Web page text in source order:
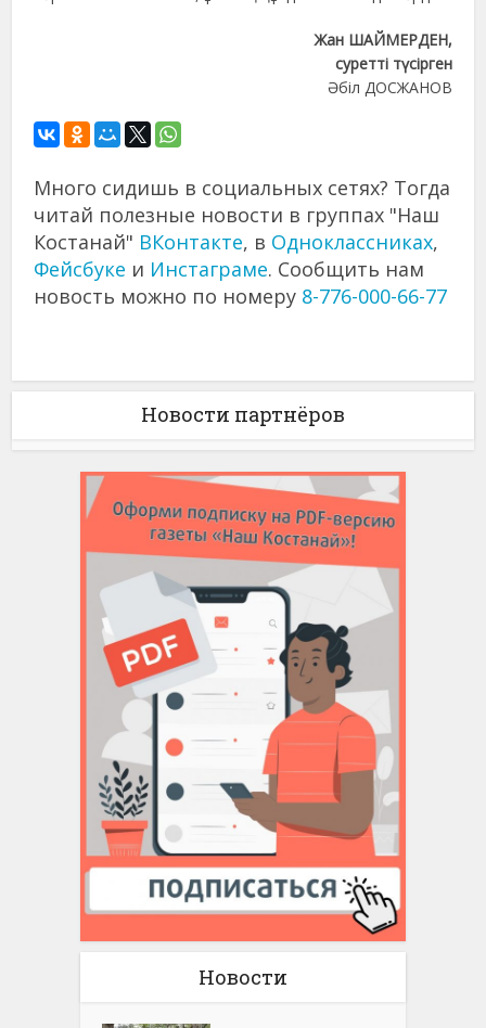
Жан ШАЙМЕРДЕН,
суретті түсірген
Әбіл ДОСЖАНОВ
Много сидишь в социальных сетях? Тогда
читай полезные новости в группах "Наш
Костанай" ВКонтакте, в Одноклассниках,
Фейсбуке и Инстаграме. Сообщить нам
новость можно по номеру 8-776-000-66-77
Новости партнёров
Новости